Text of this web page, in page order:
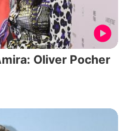
Oliver Pocher